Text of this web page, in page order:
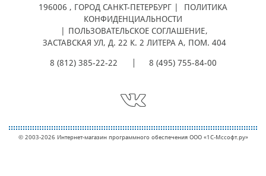
196006 , ГОРОД САНКТ-ПЕТЕРБУРГ |
ПОЛИТИКА
КОНФИДЕНЦИАЛЬНОСТИ
ПОЛЬЗОВАТЕЛЬСКОЕ СОГЛАШЕНИЕ,
ЗАСТАВСКАЯ УЛ, Д. 22 К. 2 ЛИТЕРА А, ПОМ. 404
8 (812) 385-22-22 8 (495) 755-84-00
© 2003-2026 Интернет-магазин программного обеспечения ООО «1С-Мcсофт.ру»